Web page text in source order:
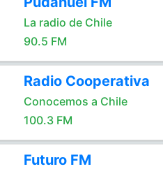
La radio de Chile
90.5 FM
Radio Cooperativa
Conocemos a Chile
100.3 FM
Futuro FM